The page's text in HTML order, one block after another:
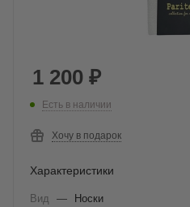
1 200 ₽
Есть в наличии
Хочу в подарок
Характеристики
Вид —
Носки